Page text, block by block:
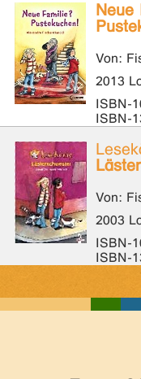
Neue
Von:
2013
ISBN-
ISBN-
Von:
2003
ISBN-
ISBN-